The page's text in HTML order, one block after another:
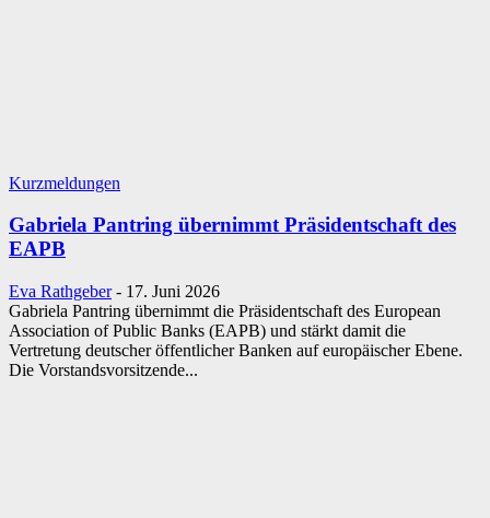
Kurzmeldungen
Gabriela Pantring übernimmt Präsidentschaft des
EAPB
Eva Rathgeber - 17. Juni 2026
Gabriela Pantring übernimmt die Präsidentschaft des European
Association of Public Banks (EAPB) und stärkt damit die
Vertretung deutscher öffentlicher Banken auf europäischer Ebene.
Die Vorstandsvorsitzende...